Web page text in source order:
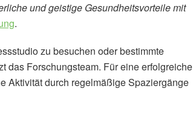
und geistige Gesundheitsvorteile mit
.
zu besuchen oder bestimmte
das Forschungsteam. Für eine erfolgreiche
Aktivität durch regelmäßige Spaziergänge